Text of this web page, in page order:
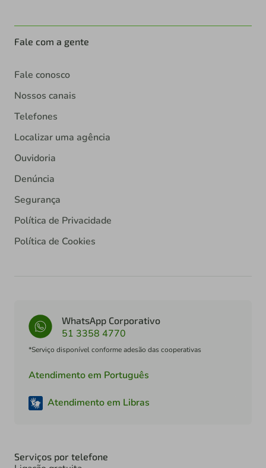
Fale com a gente
Fale conosco
Nossos canais
Telefones
Localizar uma agência
Ouvidoria
Denúncia
Segurança
Política de Privacidade
Política de Cookies
WhatsApp Corporativo
51 3358 4770
*Serviço disponível conforme adesão das cooperativas
Atendimento em Português
Atendimento em Libras
Serviços por telefone